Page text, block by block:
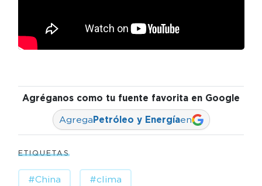
Agréganos como tu fuente favorita en Google
Agrega Petróleo y Energíaen
ETIQUETAS
#China #clima